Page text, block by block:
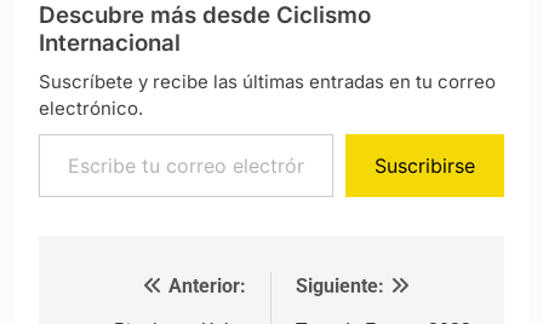
Descubre más desde Ciclismo
Internacional
Suscríbete y recibe las últimas entradas en tu correo
electrónico.
Escribe tu correo electrónico…
Suscribirse
Navegación de entradas
Anterior:
Siguiente: